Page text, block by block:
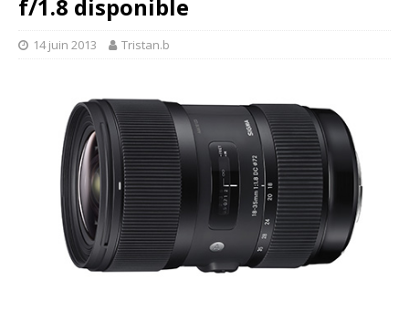
f/1.8 disponible
14 juin 2013 Tristan.b